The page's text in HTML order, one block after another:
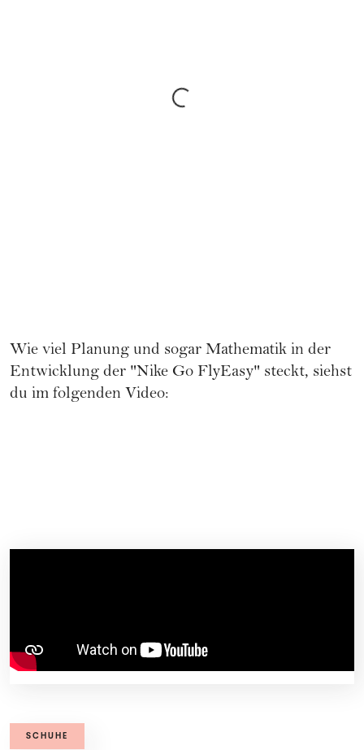
Wie viel Planung und sogar Mathematik in der
Entwicklung der "Nike Go FlyEasy" steckt, siehst
du im folgenden Video:
SCHUHE